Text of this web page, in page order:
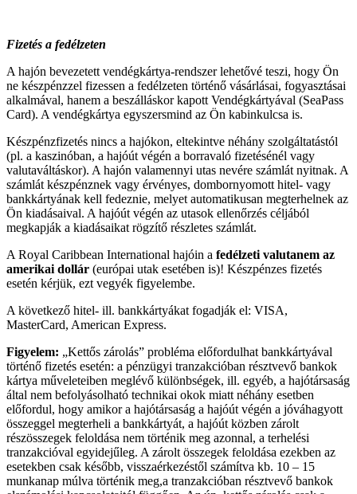
Fizetés a fedélzeten
A hajón bevezetett vendégkártya-rendszer lehetővé teszi, hogy Ön
ne készpénzzel fizessen a fedélzeten történő vásárlásai, fogyasztásai
alkalmával, hanem a beszálláskor kapott Vendégkártyával (SeaPass
Card). A vendégkártya egyszersmind az Ön kabinkulcsa is.
Készpénzfizetés nincs a hajókon, eltekintve néhány szolgáltatástól
(pl. a kaszinóban, a hajóút végén a borravaló fizetésénél vagy
valutaváltáskor). A hajón valamennyi utas nevére számlát nyitnak. A
számlát készpénznek vagy érvényes, dombornyomott hitel- vagy
bankkártyának kell fedeznie, melyet automatikusan megterhelnek az
Ön kiadásaival. A hajóút végén az utasok ellenőrzés céljából
megkapják a kiadásaikat rögzítő részletes számlát.
A Royal Caribbean International hajóin a fedélzeti valutanem az
amerikai dollár (európai utak esetében is)! Készpénzes fizetés
esetén kérjük, ezt vegyék figyelembe.
A következő hitel- ill. bankkártyákat fogadják el: VISA,
MasterCard, American Express.
Figyelem: „Kettős zárolás” probléma előfordulhat bankkártyával
történő fizetés esetén: a pénzügyi tranzakcióban résztvevő bankok
kártya műveleteiben meglévő különbségek, ill. egyéb, a hajótársaság
által nem befolyásolható technikai okok miatt néhány esetben
előfordul, hogy amikor a hajótársaság a hajóút végén a jóváhagyott
összeggel megterheli a bankkártyát, a hajóút közben zárolt
részösszegek feloldása nem történik meg azonnal, a terhelési
tranzakcióval egyidejűleg. A zárolt összegek feloldása ezekben az
esetekben csak később, visszaérkezéstől számítva kb. 10 – 15
munkanap múlva történik meg,a tranzakcióban résztvevő bankok